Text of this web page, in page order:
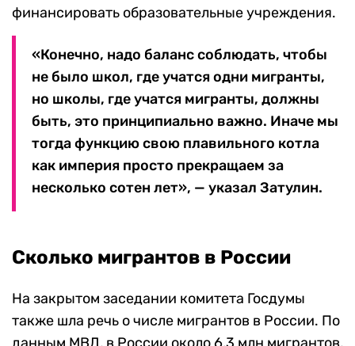
финансировать образовательные учреждения.
«Конечно, надо баланс соблюдать, чтобы
не было школ, где учатся одни мигранты,
но школы, где учатся мигранты, должны
быть, это принципиально важно. Иначе мы
тогда функцию свою плавильного котла
как империя просто прекращаем за
несколько сотен лет», — указал Затулин.
Сколько мигрантов в России
На закрытом заседании комитета Госдумы
также шла речь о числе мигрантов в России. По